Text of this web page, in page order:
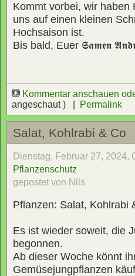
Kommt vorbei, wir haben
uns auf einen kleinen
Hochsaison ist.
Bis bald, Euer 𝕾𝖆𝖒𝖊𝖓
Kommentar anschauen
angeschaut ) |
Permalink
Salat, Kohlrabi & Co
Dienstag, Februar 27, 2024,
Pflanzenschutz
gepostet von Nils
Pflanzen: Salat, Kohlrabi
Es ist wieder soweit, die
begonnen.
Ab dieser Woche könnt
Gemüsejungpflanzen